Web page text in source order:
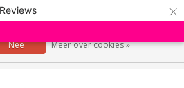
Reviews ×
website te verbeteren. Is dat akkoord?
Nee Meer over cookies »